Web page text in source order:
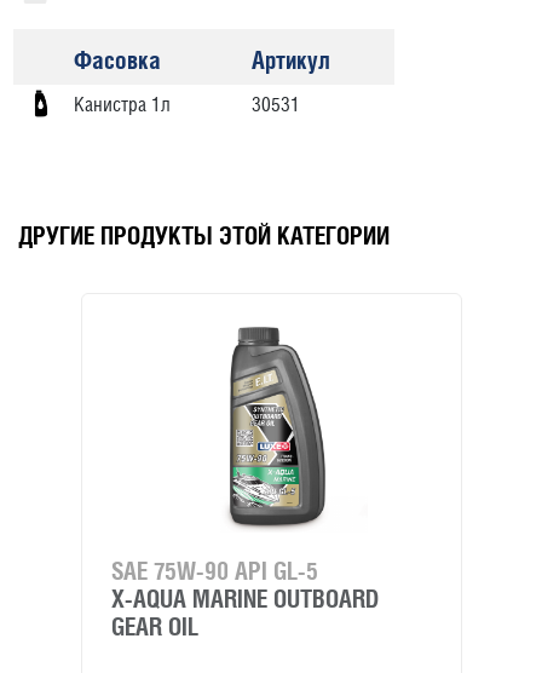
Фасовка Артикул
Канистра 1л 30531
ДРУГИЕ ПРОДУКТЫ ЭТОЙ КАТЕГОРИИ
SAE 75W-90 API GL-5
X-AQUA MARINE OUTBOARD
GEAR OIL